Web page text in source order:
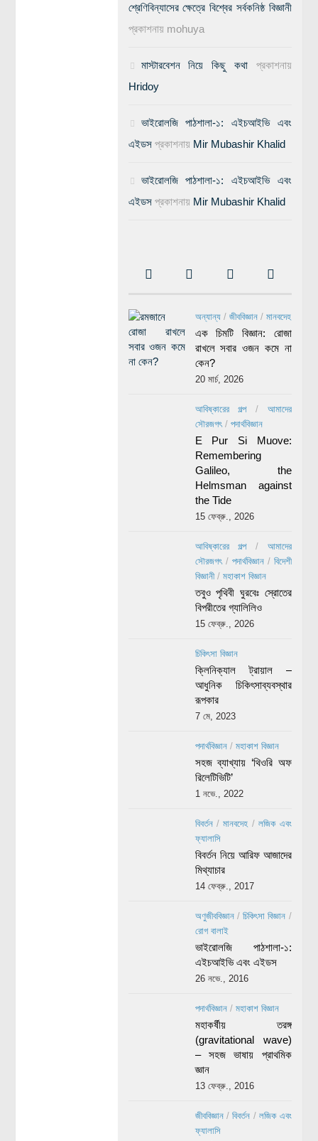
শ্রেণিবিন্যাসের ক্ষেত্রে বিশ্বের সর্বকনিষ্ঠ বিজ্ঞানী
প্রকাশনায় mohuya
মাস্টারবেশন নিয়ে কিছু কথাপ্রকাশনায়
Hridoy
ভাইরোলজি পাঠশালা-১: এইচআইভি এবং
এইডসপ্রকাশনায় Mir Mubashir Khalid
ভাইরোলজি পাঠশালা-১: এইচআইভি এবং
এইডসপ্রকাশনায় Mir Mubashir Khalid
অন্যান্য/ জীববিজ্ঞান/ মানবদেহ
এক চিমটি বিজ্ঞান: রোজা
রাখলে সবার ওজন কমে না
কেন?
20 মার্চ, 2026
আবিষ্কারের গল্প/ আমাদের
সৌরজগৎ/ পদার্থবিজ্ঞান
E Pur Si Muove:
Remembering
Galileo, the
Helmsman against
the Tide
15 ফেব্রু., 2026
আবিষ্কারের গল্প/ আমাদের
সৌরজগৎ/ পদার্থবিজ্ঞান/ বিদেশী
বিজ্ঞানী/ মহাকাশ বিজ্ঞান
তবুও পৃথিবী ঘুরবেঃ স্রোতের
বিপরীতের গ্যালিলিও
15 ফেব্রু., 2026
চিকিৎসা বিজ্ঞান
ক্লিনিক্যাল ট্রায়াল –
আধুনিক চিকিৎসাব্যবস্থার
রূপকার
7 মে, 2023
পদার্থবিজ্ঞান/ মহাকাশ বিজ্ঞান
সহজ ব্যাখ্যায় ‘থিওরি অফ
রিলেটিভিটি’
1 নভে., 2022
বিবর্তন/মানবদেহ /লজিক এবং
ফ্যালাসি
বিবর্তন নিয়ে আরিফ আজাদের
মিথ্যাচার
14 ফেব্রু., 2017
অণুজীববিজ্ঞান/চিকিৎসা বিজ্ঞান /
রোগ বালাই
ভাইরোলজি পাঠশালা-১:
এইচআইভি এবং এইডস
26 নভে., 2016
পদার্থবিজ্ঞান/ মহাকাশ বিজ্ঞান
মহাকর্ষীয় তরঙ্গ
(gravitational wave)
– সহজ ভাষায় প্রাথমিক
জ্ঞান
13 ফেব্রু., 2016
জীববিজ্ঞান/বিবর্তন /লজিক এবং
ফ্যালাসি